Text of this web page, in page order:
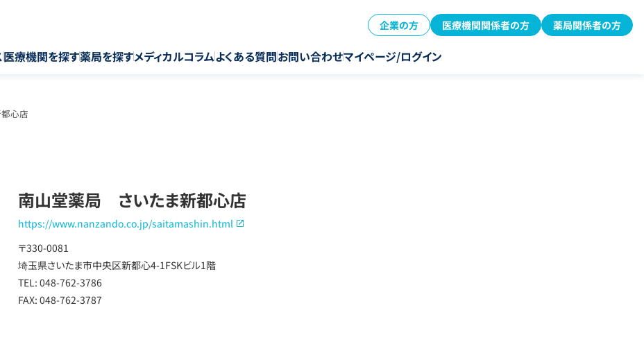
企業の方 医療機関関係者の方 薬局関係者の方
医療機関を探す薬局を探すメディカルコラムよくある質問お問い合わせマイページ/ログイン
心店
南山堂薬局 さいたま新都心店
https://www.nanzando.co.jp/saitamashin.html
〒330-0081
埼玉県さいたま市中央区新都心4-1FSKビル1階
TEL: 048-762-3786
FAX: 048-762-3787